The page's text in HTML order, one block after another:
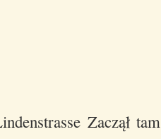
Zaczął tam